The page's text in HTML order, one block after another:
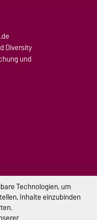
Diversity
und
Technologien, um
Inhalte einzubinden